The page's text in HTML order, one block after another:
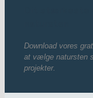
Download vores
at vælge natursten
projekter.